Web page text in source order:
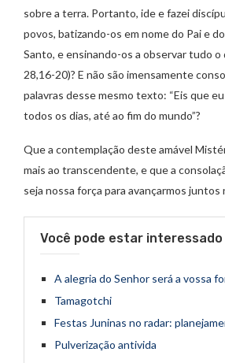
sobre a terra. Portanto, ide e fazei
povos, batizando-os em nome do Pai e
Santo, e ensinando-os a observar tudo o
28,16-20)? E não são imensamente
palavras desse mesmo texto: “Eis que
todos os dias, até ao fim do mundo”?
Que a contemplação deste amável
mais ao transcendente, e que a
seja nossa força para avançarmos juntos
Você pode estar interessado
A alegria do Senhor será a vossa
Tamagotchi
Festas Juninas no radar:
Pulverização antivida